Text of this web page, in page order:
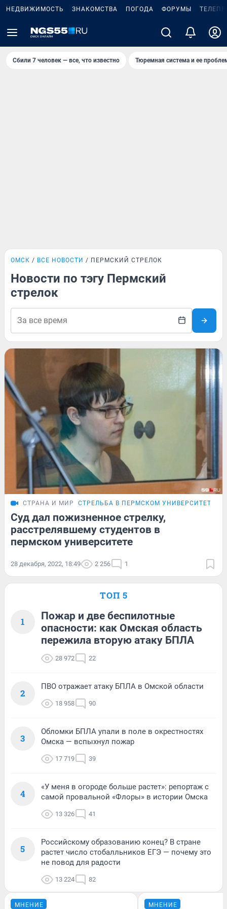
НЕДВИЖИМОСТЬ ЗНАКОМСТВА ПОГОДА ФОРУМЫ
Сбили 7 человек — все, что известно Тюремная система и ее
ОМСК ВСЕ НОВОСТИ ПЕРМСКИЙ СТРЕЛОК
Новости по тэгу Пермский
стрелок
СТРАНА И МИР СТРЕЛЬБА В ПЕРМСКОМ УНИВЕРСИТЕТЕ
Суд дал пожизненное стрелку,
расстрелявшему студентов в
пермском университете
28 декабря, 2022, 18:49 2 256 1
ТОП 5
1
Пожар и две беспилотные
опасности: как Омская область
пережила вторую атаку БПЛА
28 972 22
2
ПВО отражает атаку БПЛА в Омской области
18 958 90
3
Обломки БПЛА упали в поле в окрестностях
Омска — вспыхнул пожар
17 719 39
4
«У меня в огороде больше растет»: репортаж с
самой провальной «Флоры» в истории Омска
13 326 41
5
Российскому образованию конец? В стране
растет число стобалльников ЕГЭ — почему это
не повод для радости
13 224 82
МНЕНИЕ МНЕНИЕ